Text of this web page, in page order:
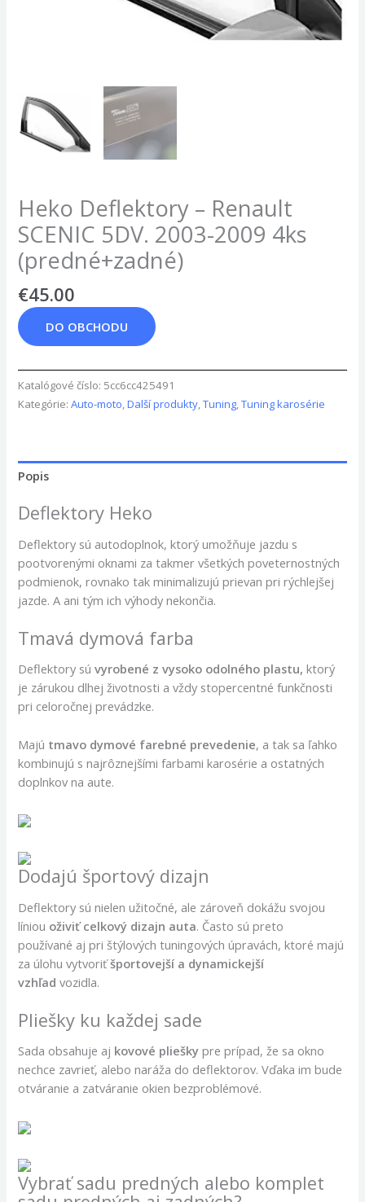
Heko Deflektory – Renault
SCENIC 5DV. 2003-2009 4ks
(predné+zadné)
€45.00
DO OBCHODU
Katalógové číslo: 5cc6cc425491
Kategórie:Auto-moto,Další produkty,Tuning,Tuning karosérie
Popis
Deflektory Heko
Deflektory sú autodoplnok, ktorý umožňuje jazdu s
pootvorenými oknami za takmer všetkých poveternostných
podmienok, rovnako tak minimalizujú prievan pri rýchlejšej
jazde. A ani tým ich výhody nekončia.
Tmavá dymová farba
Deflektory súvyrobené z vysoko odolného plastu, ktorý
je zárukou dlhej životnosti a vždy stopercentné funkčnosti
pri celoročnej prevádzke.
Majú tmavo dymové farebné prevedenie, a tak sa ľahko
kombinujú s najrôznejšími farbami karosérie a ostatných
doplnkov na aute.
Dodajú športový dizajn
Deflektory sú nielen užitočné, ale zároveň dokážu svojou
líniou oživiť celkový dizajn auta. Často sú preto
používané aj pri štýlových tuningových úpravách, ktoré majú
za úlohu vytvoriťšportovejší a dynamickejší
vzhľadvozidla.
Pliešky ku každej sade
Sada obsahuje aj kovové plieškypre prípad, že sa okno
nechce zavrieť, alebo naráža do deflektorov. Vďaka im bude
otváranie a zatváranie okien bezproblémové.
Vybrať sadu predných alebo komplet